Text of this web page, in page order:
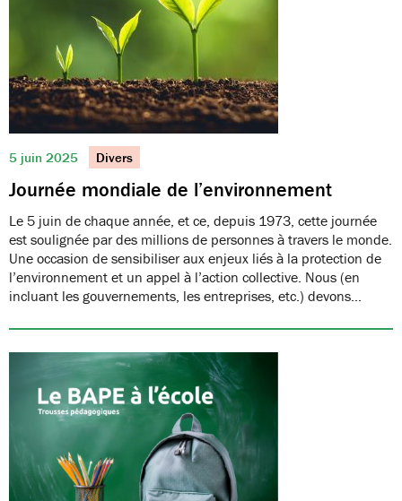
5 juin 2025 Divers
Journée mondiale de l’environnement
Le 5 juin de chaque année, et ce, depuis 1973, cette journée
est soulignée par des millions de personnes à travers le monde.
Une occasion de sensibiliser aux enjeux liés à la protection de
l’environnement et un appel à l’action collective. Nous (en
incluant les gouvernements, les entreprises, etc.) devons…